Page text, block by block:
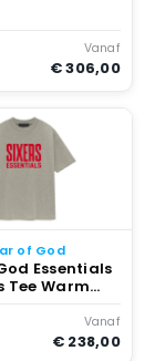
Vanaf
€ 306,00
of God
Essentials
Tee Warm
Vanaf
€ 238,00